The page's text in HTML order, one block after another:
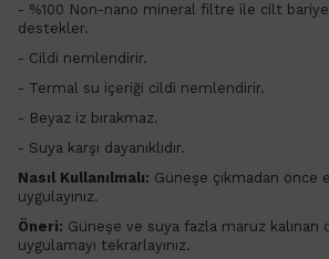
- %100 Non-nano mineral filtre ile cilt
destekler.
- Cildi nemlendirir.
- Termal su içeriği cildi nemlendirir.
- Beyaz iz bırakmaz.
- Suya karşı dayanıklıdır.
Nasıl Kullanılmalı: Güneşe çıkmadan önce
uygulayınız.
Öneri: Güneşe ve suya fazla maruz kalınan
uygulamayı tekrarlayınız.